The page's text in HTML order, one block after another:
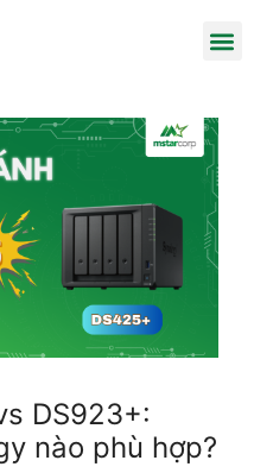
DS923+:
nào phù hợp?